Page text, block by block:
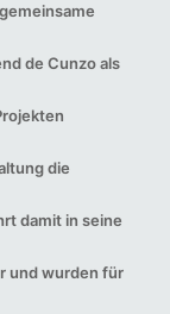
de Cunzo als
die
damit in seine
und wurden für